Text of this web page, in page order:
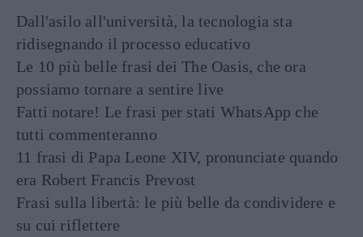
Dall'asilo all'università, la tecnologia sta
ridisegnando il processo educativo
Le 10 più belle frasi dei The Oasis, che ora
possiamo tornare a sentire live
Fatti notare! Le frasi per stati WhatsApp che
tutti commenteranno
11 frasi di Papa Leone XIV, pronunciate quando
era Robert Francis Prevost
Frasi sulla libertà: le più belle da condividere e
su cui riflettere